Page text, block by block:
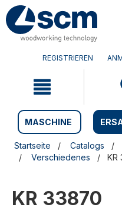
Zum
Inhalt
springen
Zum
Navigationsmen�
springen
REGISTRIEREN
MASCHINE
Startseite Catalogs
Verschiedenes
KR
KR 33870